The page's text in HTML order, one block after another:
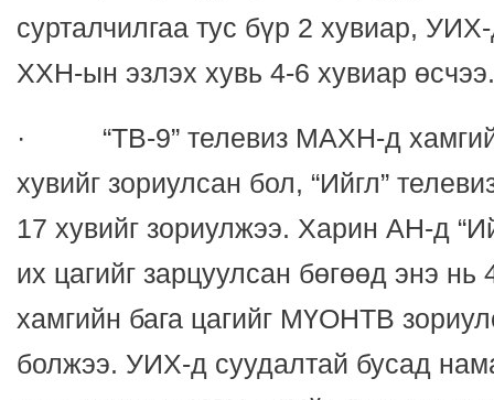
сурталчилгаа тус бүр 2 хувиар,
ХХН-ын эзлэх хувь 4-6 хувиар өсчээ.
· “ТВ-9” телевиз МАХН-д
хувийг зориулсан бол, “Ийгл”
17 хувийг зориулжээ. Харин АН-д
их цагийг зарцуулсан бөгөөд энэ
хамгийн бага цагийг МҮОНТВ
болжээ. УИХ-д суудалтай бусад